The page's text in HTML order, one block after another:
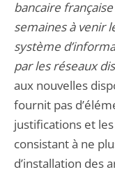
bancaire
semaines à venir
système
par les réseaux
aux nouvelles
fournit pas
justifications et
consistant à ne
d’installation des